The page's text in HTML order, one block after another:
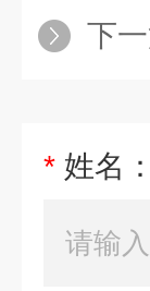
下一
* 姓名：